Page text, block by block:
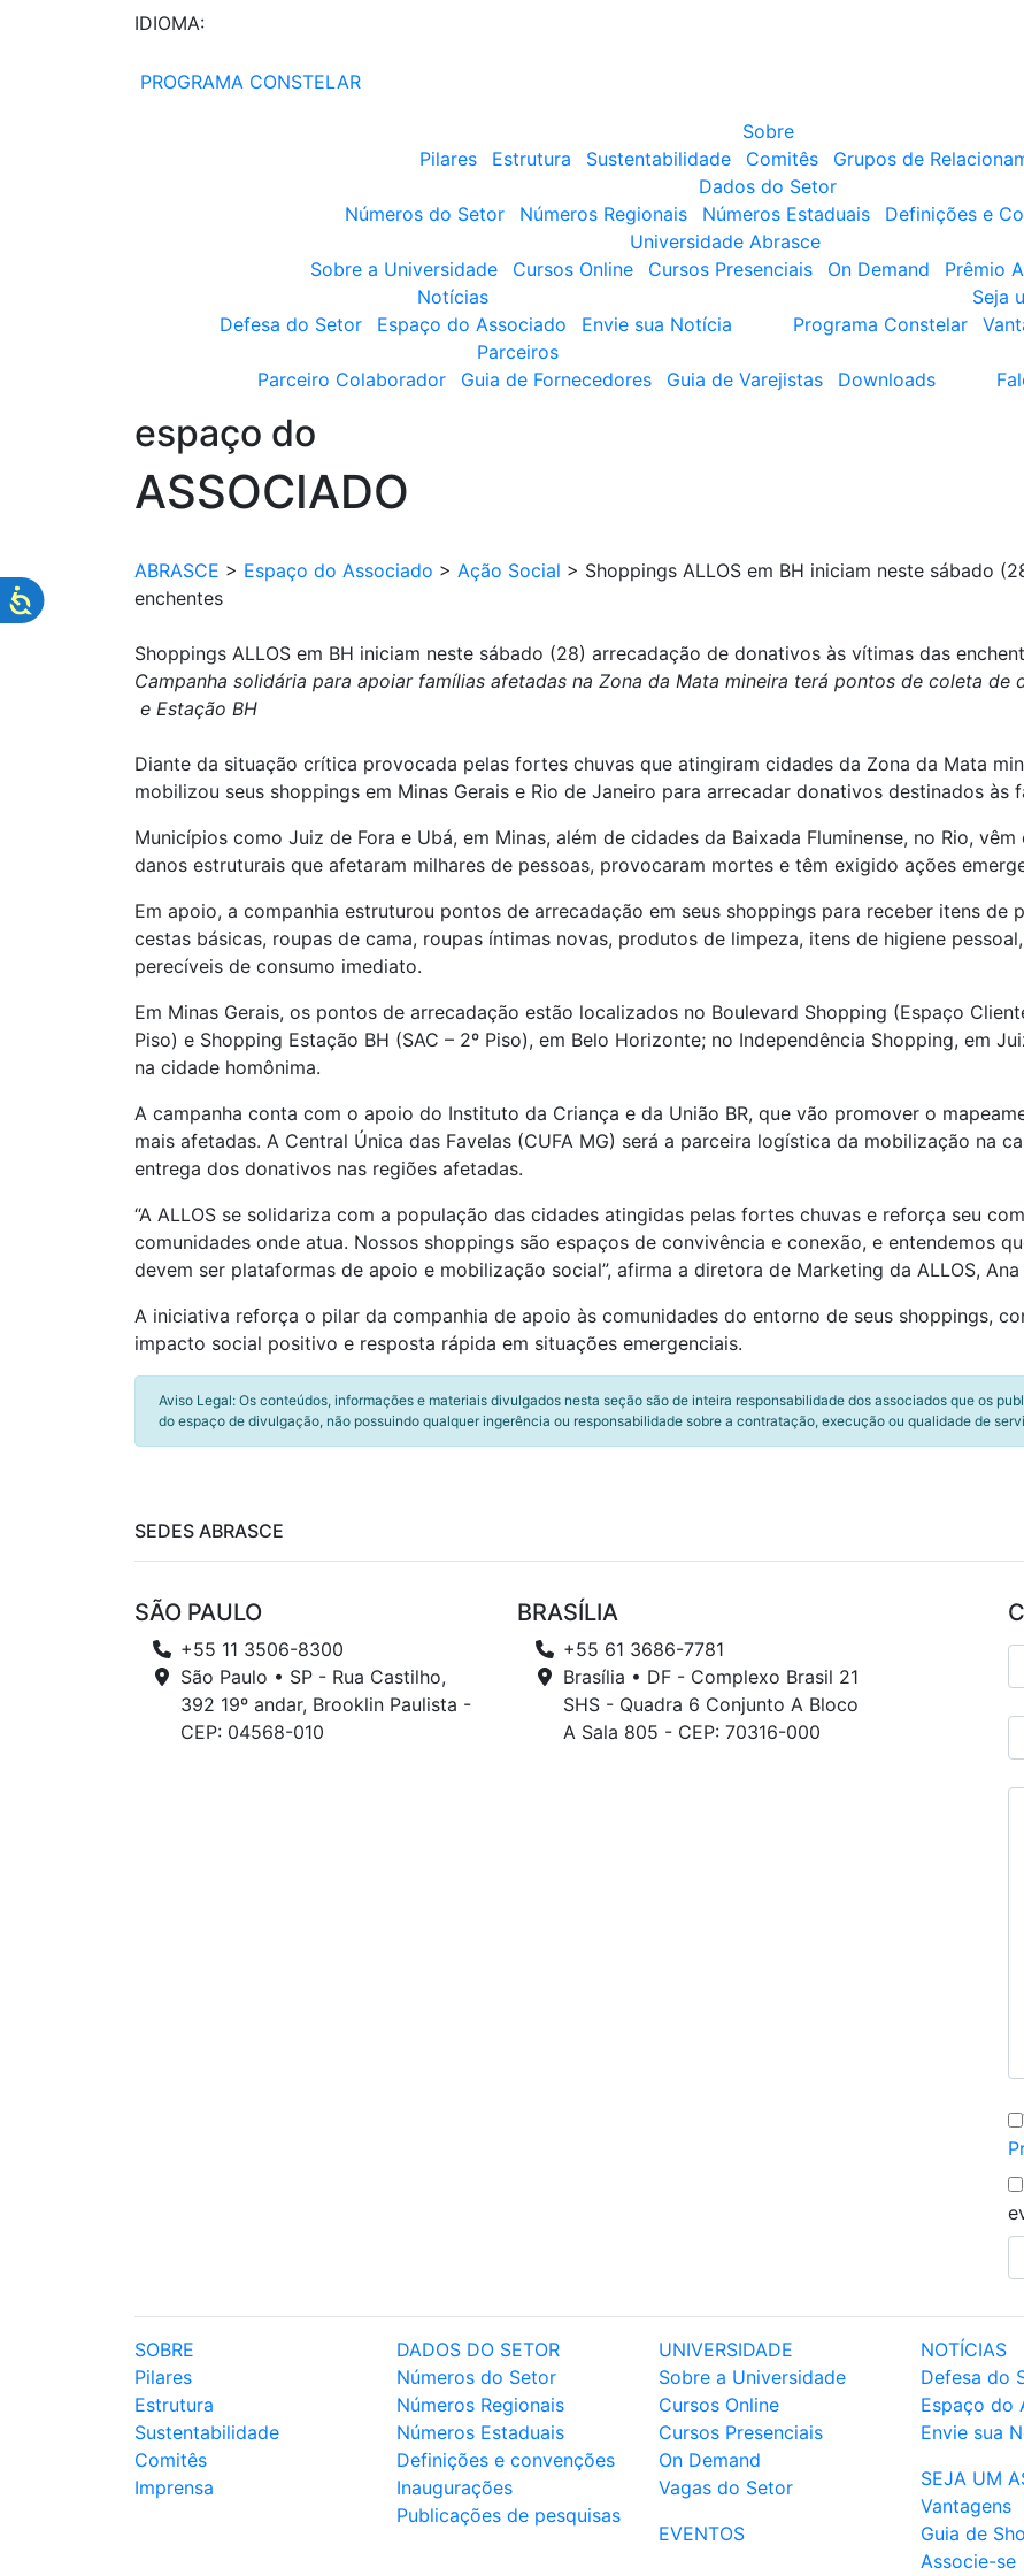
IDIOMA:
PROGRAMA CONSTELAR
Sobre
Pilares
Estrutura Sustentabilidade Comitês Grupos de
Dados do Setor
Números do Setor
Números Regionais Números Estaduais Definições e
Universidade Abrasce
Sobre a Universidade
Cursos Online Cursos Presenciais On Demand Prêmio
Notícias
Defesa do Setor
Espaço do Associado Envie sua Notícia
Seja
Programa Constelar
Parceiros
Parceiro Colaborador
Guia de Fornecedores Guia de Varejistas Downloads
espaço do
ASSOCIADO
ABRASCE > Espaço do Associado > Ação Social > Shoppings ALLOS em BH iniciam neste sábado
enchentes
Shoppings ALLOS em BH iniciam neste sábado (28) arrecadação de donativos às vítimas das
Campanha solidária para apoiar famílias afetadas na Zona da Mata mineira terá pontos de coleta de
e Estação BH
Diante da situação crítica provocada pelas fortes chuvas que atingiram cidades da Zona da Mata
mobilizou seus shoppings em Minas Gerais e Rio de Janeiro para arrecadar donativos destinados às
Municípios como Juiz de Fora e Ubá, em Minas, além de cidades da Baixada Fluminense, no Rio,
danos estruturais que afetaram milhares de pessoas, provocaram mortes e têm exigido ações
Em apoio, a companhia estruturou pontos de arrecadação em seus shoppings para receber itens de
cestas básicas, roupas de cama, roupas íntimas novas, produtos de limpeza, itens de higiene
perecíveis de consumo imediato.
Em Minas Gerais, os pontos de arrecadação estão localizados no Boulevard Shopping (Espaço
Piso) e Shopping Estação BH (SAC – 2º Piso), em Belo Horizonte; no Independência Shopping, em
na cidade homônima.
A campanha conta com o apoio do Instituto da Criança e da União BR, que vão promover o
mais afetadas. A Central Única das Favelas (CUFA MG) será a parceira logística da mobilização na
entrega dos donativos nas regiões afetadas.
“A ALLOS se solidariza com a população das cidades atingidas pelas fortes chuvas e reforça seu
comunidades onde atua. Nossos shoppings são espaços de convivência e conexão, e entendemos
devem ser plataformas de apoio e mobilização social”, afirma a diretora de Marketing da ALLOS, Ana
A iniciativa reforça o pilar da companhia de apoio às comunidades do entorno de seus shoppings,
impacto social positivo e resposta rápida em situações emergenciais.
Aviso Legal: Os conteúdos, informações e materiais divulgados nesta seção são de inteira responsabilidade dos associados que os
do espaço de divulgação, não possuindo qualquer ingerência ou responsabilidade sobre a contratação, execução ou qualidade de
SEDES ABRASCE
SÃO PAULO
+55 11 3506-8300
São Paulo • SP - Rua Castilho,
392 19º andar, Brooklin Paulista -
CEP: 04568-010
BRASÍLIA
+55 61 3686-7781
Brasília • DF - Complexo Brasil 21
SHS - Quadra 6 Conjunto A Bloco
A Sala 805 - CEP: 70316-000
SOBRE
Pilares
Estrutura
Sustentabilidade
Comitês
Imprensa
DADOS DO SETOR
Números do Setor
Números Regionais
Números Estaduais
Definições e convenções
Inaugurações
Publicações de pesquisas
UNIVERSIDADE
Sobre a Universidade
Cursos Online
Cursos Presenciais
On Demand
Vagas do Setor
EVENTOS
NOTÍCIAS
Defesa do
Espaço do
Envie sua
SEJA UM
Vantagens
Guia de
Associe-se